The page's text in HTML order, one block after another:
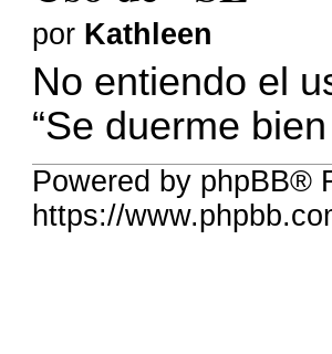
por Kathleen
No entiendo el
“Se duerme
Powered by phpBB®
https://